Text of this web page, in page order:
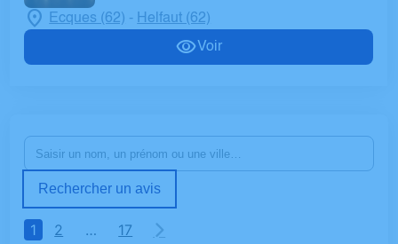
Ecques (62) - Helfaut (62)
Voir
Rechercher un avis
1 2 … 17